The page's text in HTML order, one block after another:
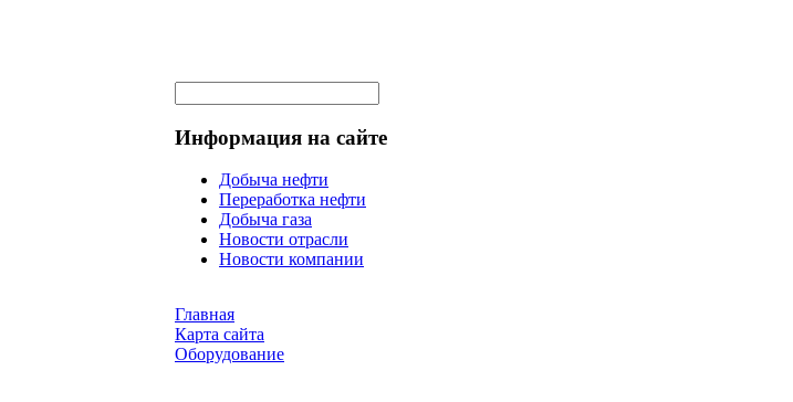
Информация на сайте
Добыча нефти
Переработка нефти
Добыча газа
Новости отрасли
Новости компании
Главная
Карта сайта
Оборудование